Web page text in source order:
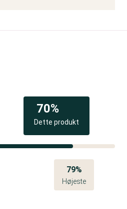
Dette produkt
70%
79%
Højeste